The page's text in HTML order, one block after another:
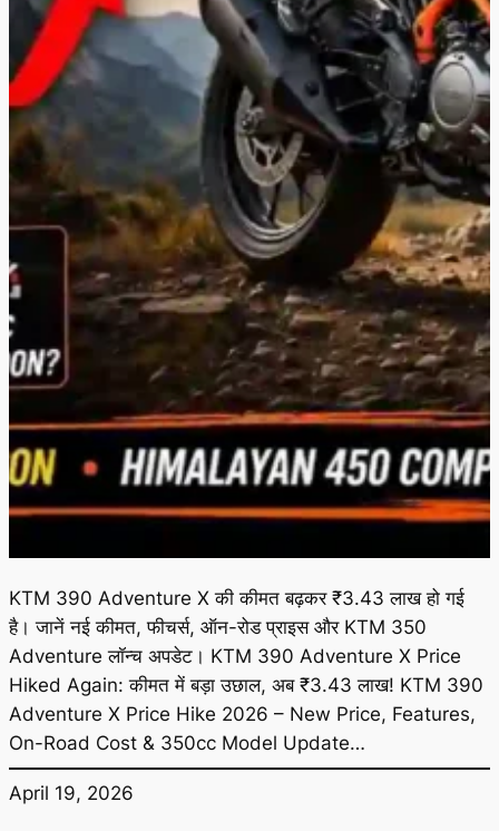
KTM 390 Adventure X की कीमत बढ़कर ₹3.43 लाख हो गई
है। जानें नई कीमत, फीचर्स, ऑन-रोड प्राइस और KTM 350
Adventure लॉन्च अपडेट। KTM 390 Adventure X Price
Hiked Again: कीमत में बड़ा उछाल, अब ₹3.43 लाख! KTM 390
Adventure X Price Hike 2026 – New Price, Features,
On-Road Cost & 350cc Model Update…
April 19, 2026